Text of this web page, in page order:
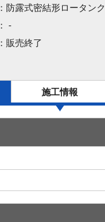
：防露式密結形ロータンク
： -
：販売終了
施工情報